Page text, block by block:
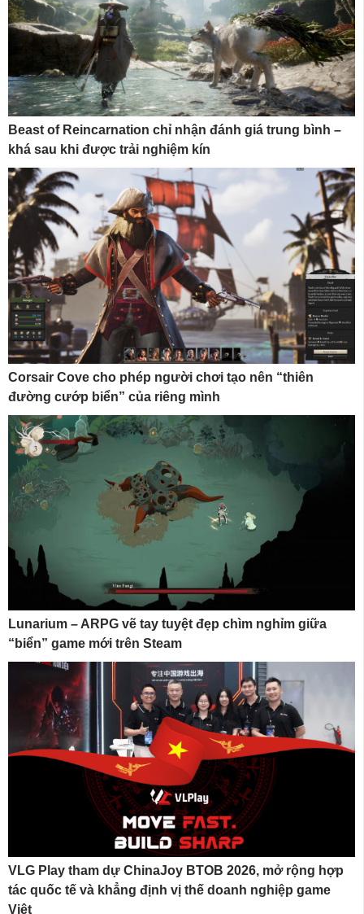
Beast of Reincarnation chỉ nhận đánh giá trung bình –
khá sau khi được trải nghiệm kín
Corsair Cove cho phép người chơi tạo nên “thiên
đường cướp biển” của riêng mình
Lunarium – ARPG vẽ tay tuyệt đẹp chìm nghỉm giữa
“biển” game mới trên Steam
VLG Play tham dự ChinaJoy BTOB 2026, mở rộng hợp
tác quốc tế và khẳng định vị thế doanh nghiệp game
Việt